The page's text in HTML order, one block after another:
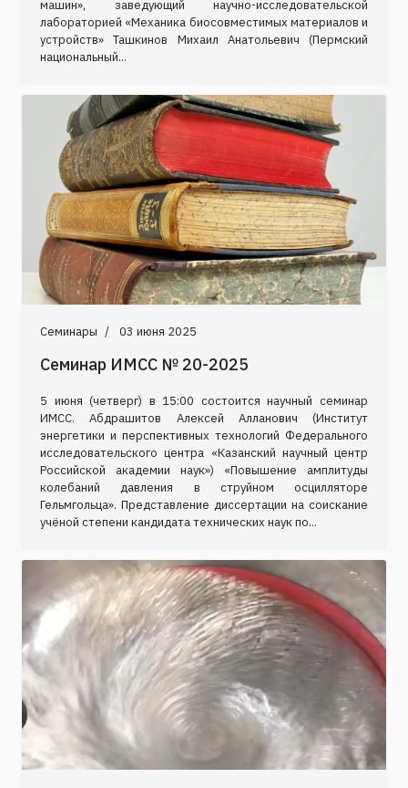
машин», заведующий научно-исследовательской
лабораторией «Механика биосовместимых материалов и
устройств» Ташкинов Михаил Анатольевич (Пермский
национальный...
Семинары 03 июня 2025
Семинар ИМСС № 20-2025
5 июня (четверг) в 15:00 состоится научный семинар
ИМСС. Абдрашитов Алексей Алланович (Институт
энергетики и перспективных технологий Федерального
исследовательского центра «Казанский научный центр
Российской академии наук») «Повышение амплитуды
колебаний давления в струйном осцилляторе
Гельмгольца». Представление диссертации на соискание
учёной степени кандидата технических наук по...